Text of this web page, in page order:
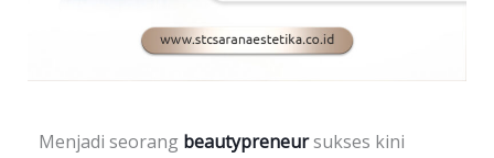
Menjadi seorang beautypreneursukses kini